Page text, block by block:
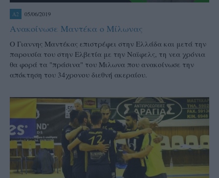
A2 05/06/2019
Ανακοίνωσε Μαντέκα ο Μίλωνας
Ο Γιαννης Μαντέκας επιστρέφει στην Ελλάδα και μετά την
παρουσία του στην Ελβετία με την Ναϊφελς, τη νεα χρόνια
θα φορά τα "πράσινα" του Μιλωνα που ανακοίνωσε την
απόκτηση του 34χρονου διεθνή ακεραίου.